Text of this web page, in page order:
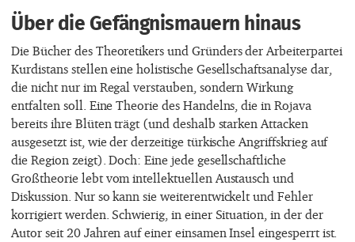
Über die Gefängnismauern hinaus
Die Bücher des Theoretikers und Gründers der Arbeiterpartei
Kurdistans stellen eine holistische Gesellschaftsanalyse dar,
die nicht nur im Regal verstauben, sondern Wirkung
entfalten soll. Eine Theorie des Handelns, die in Rojava
bereits ihre Blüten trägt (und deshalb starken Attacken
ausgesetzt ist, wie der derzeitige türkische Angriffskrieg auf
die Region zeigt). Doch: Eine jede gesellschaftliche
Großtheorie lebt vom intellektuellen Austausch und
Diskussion. Nur so kann sie weiterentwickelt und Fehler
korrigiert werden. Schwierig, in einer Situation, in der der
Autor seit 20 Jahren auf einer einsamen Insel eingesperrt ist.